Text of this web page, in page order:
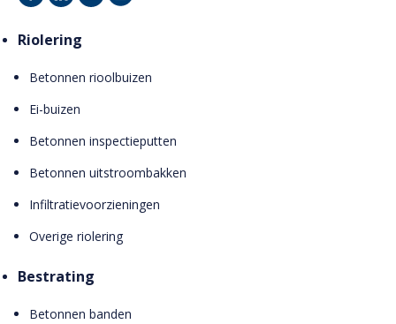
Riolering
Betonnen rioolbuizen
Ei-buizen
Betonnen inspectieputten
Betonnen uitstroombakken
Infiltratievoorzieningen
Overige riolering
Bestrating
Betonnen banden